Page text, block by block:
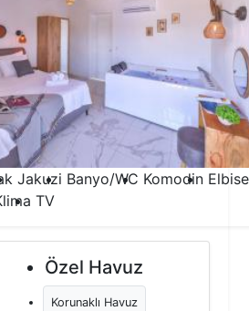
Jakuzi Banyo/WC Komodin
TV
Özel Havuz
Korunaklı Havuz